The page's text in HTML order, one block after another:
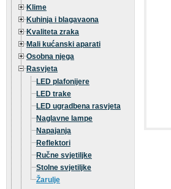
Klime
Kuhinja i blagavaona
Kvaliteta zraka
Mali kućanski aparati
Osobna njega
Rasvjeta
LED plafonijere
LED trake
LED ugradbena rasvjeta
Naglavne lampe
Napajanja
Reflektori
Ručne svjetiljke
Stolne svjetiljke
Žarulje